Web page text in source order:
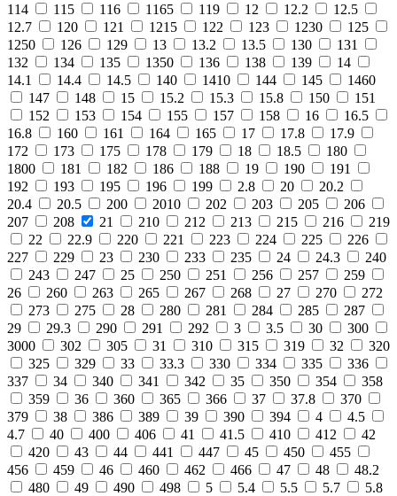
114
115 116 1165 119 12 12.2
12.5
12.7
120 121 1215 122 123 1230
125
1250
126 129 13 13.2 13.5 130
131
132
134 135 1350 136 138 139
14
14.1
14.4 14.5 140 1410 144 145
1460
147
148 15 15.2 15.3 15.8 150
151
152
153 154 155 157 158 16
16.5
16.8
160 161 164 165 17 17.8
17.9
172
173 175 178 179 18 18.5
180
1800
181 182 186 188 19 190
191
192
193 195 196 199 2.8 20
20.2
20.4
20.5 200 2010 202 203 205
206
207
208 21 210 212 213 215 216
219
22
22.9 220 221 223 224 225
226
227
229 23 230 233 235 24 24.3
240
243
247 25 250 251 256 257
259
26
260 263 265 267 268 27 270
272
273
275 28 280 281 284 285
287
29
29.3 290 291 292 3 3.5 30
300
3000
302 305 31 310 315 319 32
320
325
329 33 33.3 330 334 335
336
337
34 340 341 342 35 350 354
358
359
36 360 365 366 37 37.8
370
379
38 386 389 39 390 394 4
4.5
4.7
40 400 406 41 41.5 410 412
42
420
43 44 441 447 45 450
455
456
459 46 460 462 466 47 48
48.2
480
49 490 498 5 5.4 5.5 5.7
5.8